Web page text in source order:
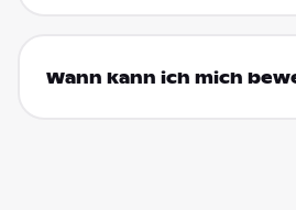
Wann kann ich mich